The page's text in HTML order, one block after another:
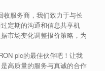
服务商，我们致力于与长
定期的沟通和信息共享机
市场变化调整报价策略，为
plc的最佳伙伴吧！让我
高质量的服务与真诚的合作